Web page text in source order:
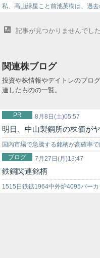
私、高山緑星こと前池英樹は、過
記事が見つかりませんでした
関連株ブログ
投資や株情報やデイトレのブロ
連したものの一覧。
8月8日(土)05:57
PR
明日、中山製鋼所の株価が
国内市場で急騰する銘柄が高確率
世界でチャンスを狙うなら信頼で
投資戦略に困っている初心者の投
7月27日(月)13:47
ブログ
鉄鋼関連銘柄
1515日鉄鉱1964中外炉4095パー